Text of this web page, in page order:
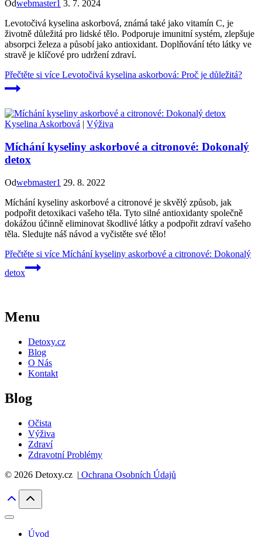
Odwebmaster1 3. 7. 2024
Levotočivá kyselina askorbová, známá také jako vitamín C, je
životně důležitá pro lidské tělo. Podporuje imunitní systém, zlepšuje
absorpci železa a působí jako antioxidant. Doplňování této látky ve
stravě je klíčové pro udržení zdraví.
Přečtěte si více Levotočivá kyselina askorbová: Proč je důležitá?
Kyselina Askorbová | Výživa
Míchání kyseliny askorbové a citronové: Dokonalý
detox
Odwebmaster1 29. 8. 2022
Míchání kyseliny askorbové a citronové je skvělý způsob, jak
podpořit detoxikaci vašeho těla. Tyto silné antioxidanty společně
dokážou účinně eliminovat škodlivé látky a podpořit zdraví vašeho
těla. Sledujte náš návod a vyčistěte své tělo!
Přečtěte si více Míchání kyseliny askorbové a citronové: Dokonalý
detox
Menu
Detoxy.cz
Blog
O Nás
Kontakt
Blog
Očista
Výživa
Zdraví
Zdravotní Problémy
© 2026 Detoxy.cz | Ochrana Osobních Údajů
Úvod